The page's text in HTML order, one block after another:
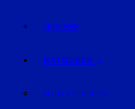
VERKEHR
RATGEBER
AUTO & VERKEHR